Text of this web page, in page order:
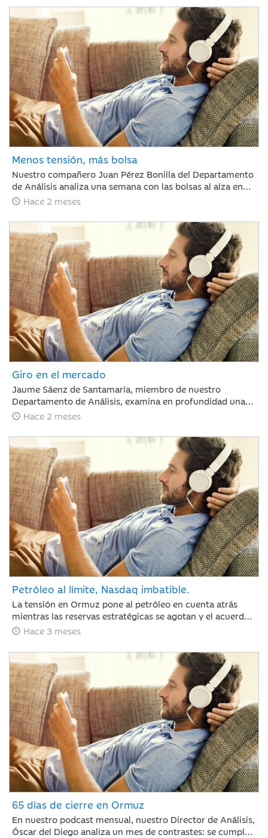
reducirse la tensión en el estrecho de Ormuz, mientras
que la renta fija mostró recuperación ante la
estabilización de la deuda pública. En este contexto, el
mercado demostró ser caprichoso, haciendo clave ignorar
el ruido a corto plazo.
Menos tensión, más bolsa
Nuestro compañero Juan Pérez Bonilla del Departamento
de Análisis analiza una semana con las bolsas al alza en
Europa y Japón, tras asimilar los resultados récord de
principio de acuerdo entre EE. UU. e Irán, lo que relaja las
curvas de renta fija. Para los próximos días, el foco estará
en la evolución diplomática y los datos clave de inflación
en Europa y EE. UU.
Hace 2 meses
Giro en el mercado
Jaume Sáenz de Santamaría, miembro de nuestro
Departamento de Análisis, examina en profundidad una
semana compleja para los inversores. Tras un mes de
de ligeras caídas y repunte de la volatilidad, un escenario
condicionado por la ausencia de avances comerciales
significativos entre EE. UU. y China, la firme postura de
Pekín respecto a Taiwán y la preocupante prolongación
del conflicto en Oriente Medio, factores que obligan a
evaluar con cautela las dinámicas macroeconómicas
globales.
Hace 2 meses
Petróleo al límite, Nasdaq imbatible.
La tensión en Ormuz pone al petróleo en cuenta atrás
mientras las reservas estratégicas se agotan y el acuerdo
con Irán se resiste. Jaime Sáenz de Santamaría, del
por el pulso energético y la resiliencia de unas bolsas
impulsadas por los resultados tecnológicos.
Hace 3 meses
65 días de cierre en Ormuz
En nuestro podcast mensual, nuestro Director de Análisis,
Óscar del Diego analiza un mes de contrastes: se cumplen